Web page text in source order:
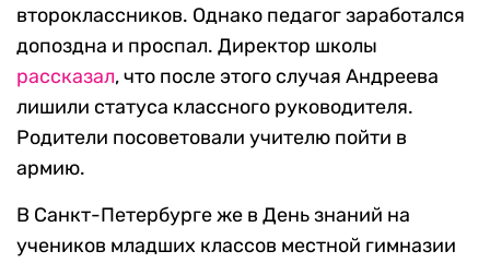
второклассников. Однако педагог заработался
допоздна и проспал. Директор школы
рассказал, что после этого случая Андреева
лишили статуса классного руководителя.
Родители посоветовали учителю пойти в
армию.
В Санкт-Петербурге же в День знаний на
учеников младших классов местной гимназии